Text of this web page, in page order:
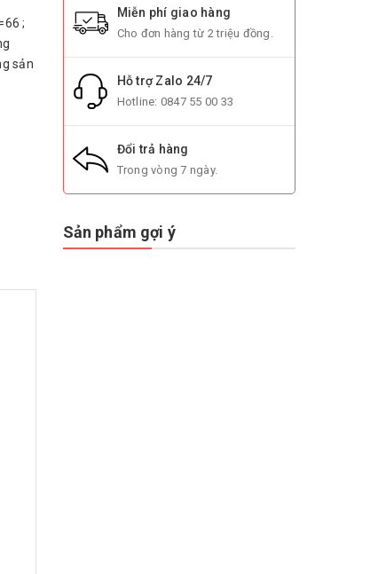
;
sản
Miễn phí giao hàng
Cho đơn hàng từ 2 triệu đồng.
Hỗ trợ Zalo 24/7
Hotline: 0847 55 00 33
Đổi trả hàng
Trong vòng 7 ngày.
Sản phẩm gợi ý